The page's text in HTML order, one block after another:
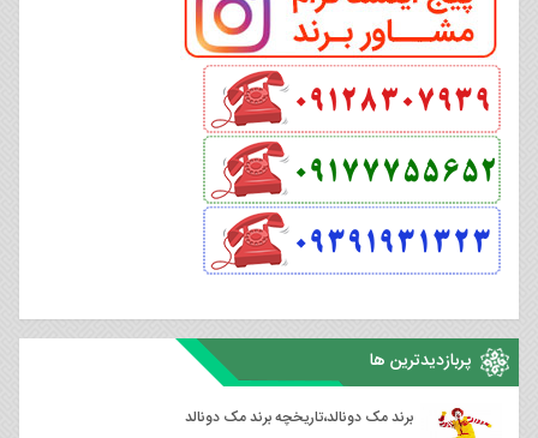
پربازدیدترین ها
برند مک دونالد،تاریخچه برند مک دونالد